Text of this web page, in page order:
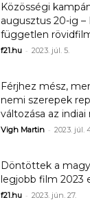
Közösségi
augusztus 20-ig
független
f21.hu - 2023. júl. 5.
Férjhez mész,
nemi szerepek
változása az indiai
Vigh Martin - 2023. júl.
Döntöttek a
legjobb film 2023
f21.hu - 2023. jún. 27.